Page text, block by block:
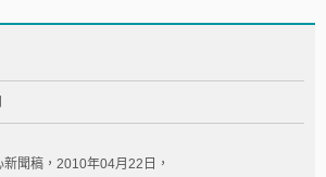
聞稿，2010年04月22日，